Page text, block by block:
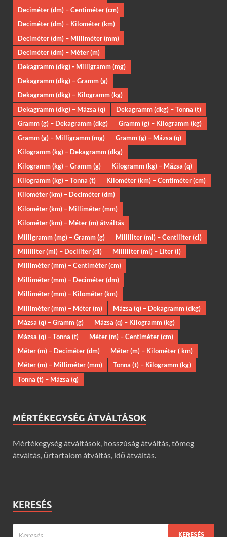
Deciméter (dm) – Centiméter (cm)
Deciméter (dm) – Kilométer (km)
Deciméter (dm) – Milliméter (mm)
Deciméter (dm) – Méter (m)
Dekagramm (dkg) - Milligramm (mg)
Dekagramm (dkg) – Gramm (g)
Dekagramm (dkg) – Kilogramm (kg)
Dekagramm (dkg) – Mázsa (q)
Dekagramm (dkg) – Tonna (t)
Gramm (g) – Dekagramm (dkg)
Gramm (g) – Kilogramm (kg)
Gramm (g) – Milligramm (mg)
Gramm (g) – Mázsa (q)
Kilogramm (kg) – Dekagramm (dkg)
Kilogramm (kg) – Gramm (g)
Kilogramm (kg) – Mázsa (q)
Kilogramm (kg) – Tonna (t)
Kilométer (km) – Centiméter (cm)
Kilométer (km) – Deciméter (dm)
Kilométer (km) – Milliméter (mm)
Kilométer (km) – Méter (m) átváltás
Milligramm (mg) – Gramm (g)
Milliliter (ml) – Centiliter (cl)
Milliliter (ml) – Deciliter (dl)
Milliliter (ml) – Liter (l)
Milliméter (mm) – Centiméter (cm)
Milliméter (mm) – Deciméter (dm)
Milliméter (mm) – Kilométer (km)
Milliméter (mm) – Méter (m)
Mázsa (q) – Dekagramm (dkg)
Mázsa (q) – Gramm (g)
Mázsa (q) – Kilogramm (kg)
Mázsa (q) – Tonna (t)
Méter (m) – Centiméter (cm)
Méter (m) – Deciméter (dm)
Méter (m) – Kilométer ( km)
Méter (m) – Milliméter (mm)
Tonna (t) – Kilogramm (kg)
Tonna (t) – Mázsa (q)
MÉRTÉKEGYSÉG ÁTVÁLTÁSOK
Mértékegység átváltások, hosszúság átváltás, tömeg
átváltás, űrtartalom átváltás, idő átváltás.
KERESÉS